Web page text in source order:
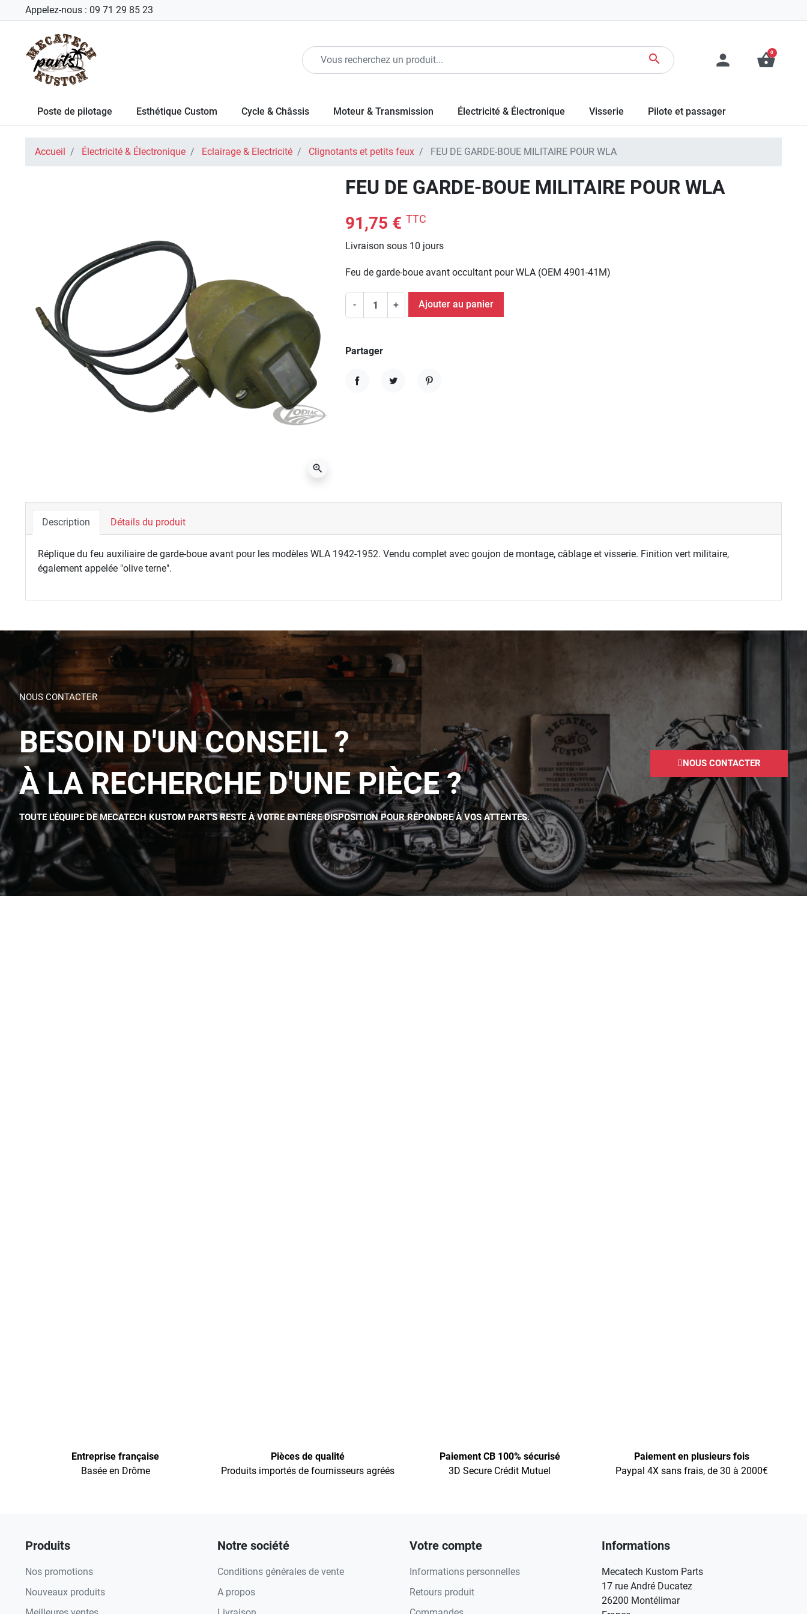
Appelez-nous : 09 71 29 85 23
search person shopping_basket
0
Poste de pilotage Esthétique Custom Cycle & Châssis Moteur & Transmission Électricité & Électronique Visserie Pilote et passager
Accueil Électricité & Électronique Eclairage & Electricité Clignotants et petits feux FEU DE GARDE-BOUE MILITAIRE POUR WLA
zoom_in
FEU DE GARDE-BOUE MILITAIRE POUR WLA
91,75 €TTC
Livraison sous 10 jours
Feu de garde-boue avant occultant pour WLA (OEM 4901-41M)
- + Ajouter au panier
Partager
Description Détails du produit
Réplique du feu auxiliaire de garde-boue avant pour les modèles WLA 1942-1952. Vendu complet avec goujon de montage, câblage et visserie. Finition vert militaire,
également appelée "olive terne".
NOUS CONTACTER
BESOIN D'UN CONSEIL ?
À LA RECHERCHE D'UNE PIÈCE ?
TOUTE L'ÉQUIPE DE MECATECH KUSTOM PART'S RESTE À VOTRE ENTIÈRE DISPOSITION POUR RÉPONDRE À VOS ATTENTES.
NOUS CONTACTER
Entreprise française
Basée en Drôme
Pièces de qualité
Produits importés de fournisseurs agréés
Paiement CB 100% sécurisé
3D Secure Crédit Mutuel
Paiement en plusieurs fois
Paypal 4X sans frais, de 30 à 2000€
Produits
Nos promotions
Nouveaux produits
Notre société
Conditions générales de vente
A propos
Votre compte
Informations personnelles
Retours produit
Informations
Mecatech Kustom Parts
17 rue André Ducatez
26200 Montélimar